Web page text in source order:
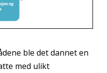
ble det dannet en
med ulikt